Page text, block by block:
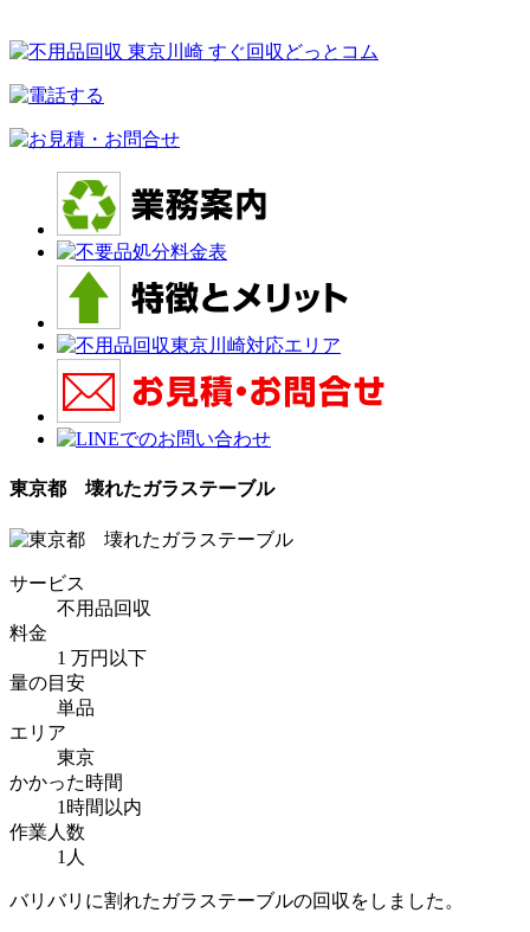
東京都 壊れたガラステーブル
サービス
不用品回収
料金
1 万円以下
量の目安
単品
エリア
東京
かかった時間
1時間以内
作業人数
1人
バリバリに割れたガラステーブルの回収をしました。